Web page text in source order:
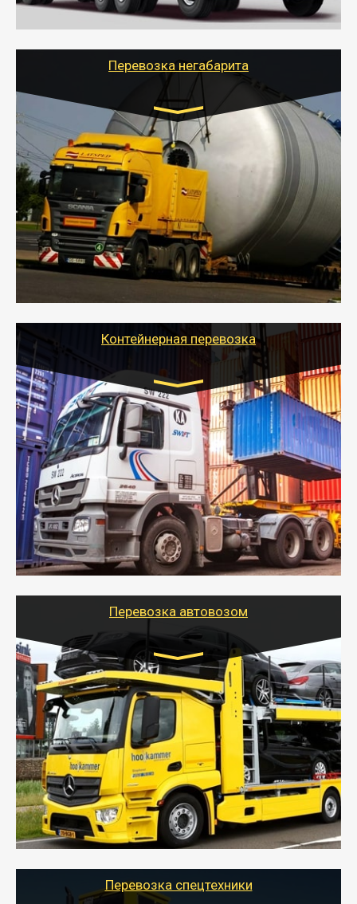
- Тайгер Логистик поможет быстро перевезти
скоропортящиеся продукты в любой город России с
Перевозка негабарита
Цена за км. Рассчитывается
индивидуально
- Перевозка техники и негабаритных грузов
осуществляется после получения разрешения на
перевозку (обычно 7-14 дней).
- Тайгер Логистик в короткие сроки поможет вам
качественно и безопасно перевезти негабаритные
грузы по всей России тралом, манипулятором и
другим транспортом и подобрать оптимальный
Контейнерная перевозка
Цена за км. Рассчитывается
индивидуально
- Контейнерные грузоперевозки на специальном
оборудованном транспорте быстро, качественно и
безопасно.
- Наша транспортная компания поможет
организовать доставку в порт и из порта
стандартных контейнеров на контейнеровозе,
шаландах и площадках (открытых кузовах),
используя надежные крепления.
Перевозка автовозом
Цена за км. Рассчитывается
индивидуально
- Перевозка автовозом от Тайгер Логистик – это
быстрый и безопасный способ доставить несколько
легковых автомобилей за одну поездку в другой
город.
- Наша транспортная компания организует доставку
машин автовозом, подобрав оптимальный маршрут с
учетом всех особенности по пути следования.
Перевозка спецтехники